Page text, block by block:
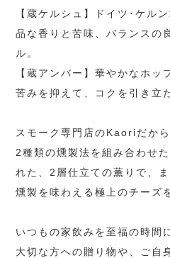
【蔵ケルシュ】ドイツ･ケル
品な香りと苦味、バランスの
ル。
【蔵アンバー】華やかなホッ
苦みを抑えて、コクを引き立
スモーク専門店のKaoriだか
2種類の燻製法を組み合わせ
れた、2層仕立ての薫りで、
燻製を味わえる極上のチーズ
いつもの家飲みを至福の時間
大切な方への贈り物や、ご自